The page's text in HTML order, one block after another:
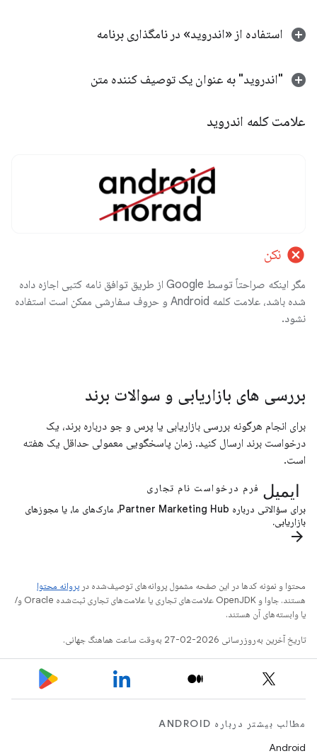
استفاده از «اندروید» در نامگذاری برنامه
"اندروید" به عنوان یک توصیف کننده متن
علامت کلمه اندروید
cancel نکن
مگر اینکه صراحتاً توسط Google از طریق توافق نامه کتبی اجازه داده
شده باشد، علامت کلمه Android و حروف سفارشی ممکن است استفاده
نشود.
بررسی های بازاریابی و سوالات برند
برای انجام هرگونه بررسی بازاریابی یا پرس و جو درباره برند، یک
درخواست برند ارسال کنید. زمان پاسخگویی معمولی حداقل یک هفته
است.
ایمیل
فرم درخواست نام تجاری
برای سؤالاتی درباره Partner Marketing Hub، مارک‌های ما، یا مجوزهای
بازاریابی.
arrow_forward
محتوا و نمونه کدها در این صفحه مشمول پروانه‌های توصیف‌شده در پروانه محتوا
هستند. جاوا و OpenJDK علامت‌های تجاری یا علامت‌های تجاری ثبت‌شده Oracle و/
یا وابسته‌های آن هستند.
تاریخ آخرین به‌روزرسانی 2026-02-27 به‌وقت ساعت هماهنگ جهانی.
مطالب بیشتر درباره ANDROID
Android